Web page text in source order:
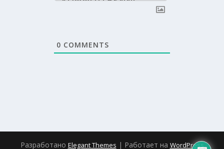
0 COMMENTS
Разработано Elegant Themes | Работает на WordPress